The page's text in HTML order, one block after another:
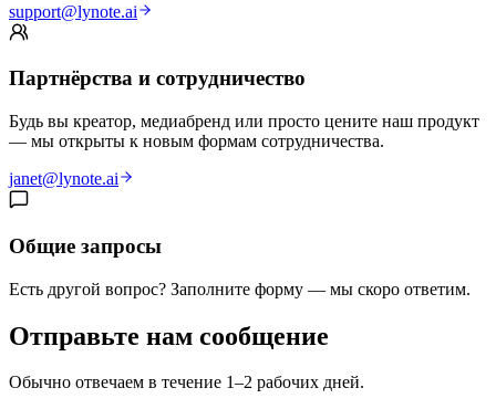
support@lynote.ai
Партнёрства и сотрудничество
Будь вы креатор, медиабренд или просто цените наш продукт
— мы открыты к новым формам сотрудничества.
janet@lynote.ai
Общие запросы
Есть другой вопрос? Заполните форму — мы скоро ответим.
Отправьте нам сообщение
Обычно отвечаем в течение 1–2 рабочих дней.